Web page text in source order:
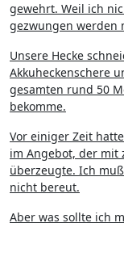
gewehrt. Weil ich
gezwungen werden
Unsere Hecke
Akkuheckenschere
gesamten rund 50
bekomme.
Vor einiger Zeit
im Angebot, der mit
überzeugte. Ich
nicht bereut.
Aber was sollte ich